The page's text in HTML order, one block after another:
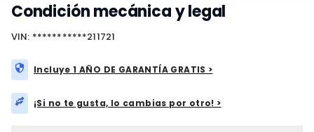
Condición mecánica y legal
VIN: ***********211721
Incluye 1 AÑO DE GARANTÍA GRATIS >
¡Si no te gusta, lo cambias por otro! >